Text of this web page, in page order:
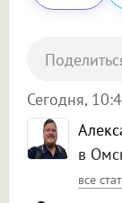
в
все
Сегодня,